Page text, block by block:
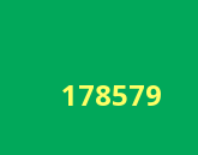
178579